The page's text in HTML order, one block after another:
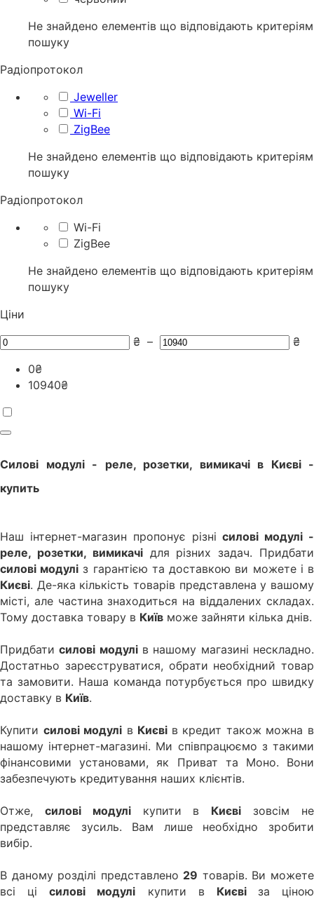
Не знайдено елементів що відповідають критеріям
пошуку
Радіопротокол
Jeweller
Wi-Fi
ZigBee
Не знайдено елементів що відповідають критеріям
пошуку
Радіопротокол
Wi-Fi
ZigBee
Не знайдено елементів що відповідають критеріям
пошуку
Ціни
₴ –
₴
0₴
10940₴
Силові модулі - реле, розетки, вимикачів Києві-
купить
Наш інтернет-магазин пропонує різнісилові модулі -
реле, розетки, вимикачідля різних задач. Придбати
силові модулі з гарантією та доставкою ви можете і в
Києві. Де-яка кількість товарів представлена у вашому
місті, але частина знаходиться на віддалених складах.
Тому доставка товару в Київ може зайняти кілька днів.
Придбатисилові модулів нашому магазині нескладно.
Достатньо зареєструватися, обрати необхідний товар
та замовити. Наша команда потурбується про швидку
доставку в Київ.
Купити силові модулі в Києві в кредит також можна в
нашому інтернет-магазині. Ми співпрацюємо з такими
фінансовими установами, як Приват та Моно. Вони
забезпечують кредитування наших клієнтів.
Отже, силові модулікупити в Києві зовсім не
представляє зусиль. Вам лише необхідно зробити
вибір.
В даному розділі представлено 29 товарів. Ви можете
всі цісилові модулі купити в Києві за ціною